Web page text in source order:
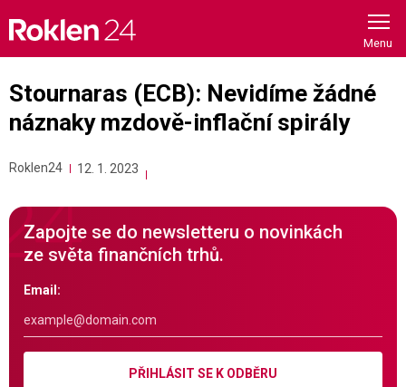
content
Stournaras (ECB): Nevidíme žádné
náznaky mzdově-inflační spirály
Roklen24 12. 1. 2023
Zapojte se do newsletteru o novinkách
ze světa finančních trhů.
Email:
PŘIHLÁSIT SE K ODBĚRU